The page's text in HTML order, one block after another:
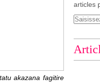
akazana fagitire
articles